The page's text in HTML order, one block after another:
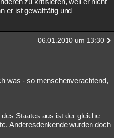
zu kritisieren, weil er nicht
er ist gewalttätig und
06.01.2010 um 13:30
was - so menschenverachtend,
Staates aus ist der gleiche
Anderesdenkende wurden doch